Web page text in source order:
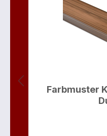
Farbmuster